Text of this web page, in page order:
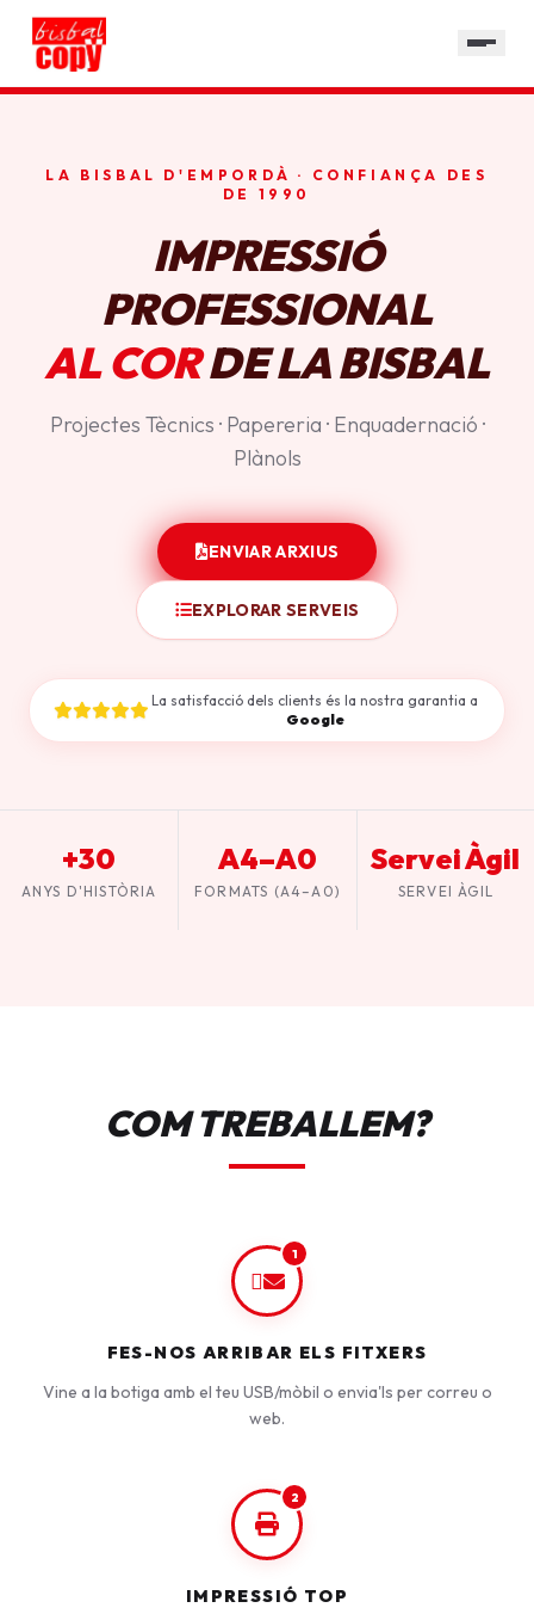
HORARI
LA BISBAL D'EMPORDÀ · CONFIANÇA DES
DE 1990
IMPRESSIÓ
PROFESSIONAL
AL CORDE LA BISBAL
Projectes Tècnics · Papereria · Enquadernació ·
Plànols
ENVIAR ARXIUS
EXPLORAR SERVEIS
La satisfacció dels clients és la nostra garantia a
Google
+30
ANYS D'HISTÒRIA
A4–A0
FORMATS (A4–A0)
Servei Àgil
SERVEI ÀGIL
COM TREBALLEM?
1
FES-NOS ARRIBAR ELS FITXERS
Vine a la botiga amb el teu USB/mòbil o envia'ls per correu o
web.
2
IMPRESSIÓ TOP